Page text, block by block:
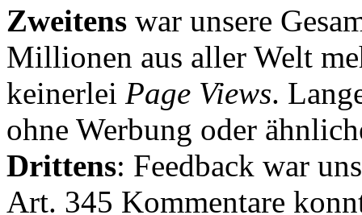
Zweitens war unsere
Millionen aus aller Welt
keinerlei Page Views.
ohne Werbung oder
Drittens: Feedback war
Art. 345 Kommentare